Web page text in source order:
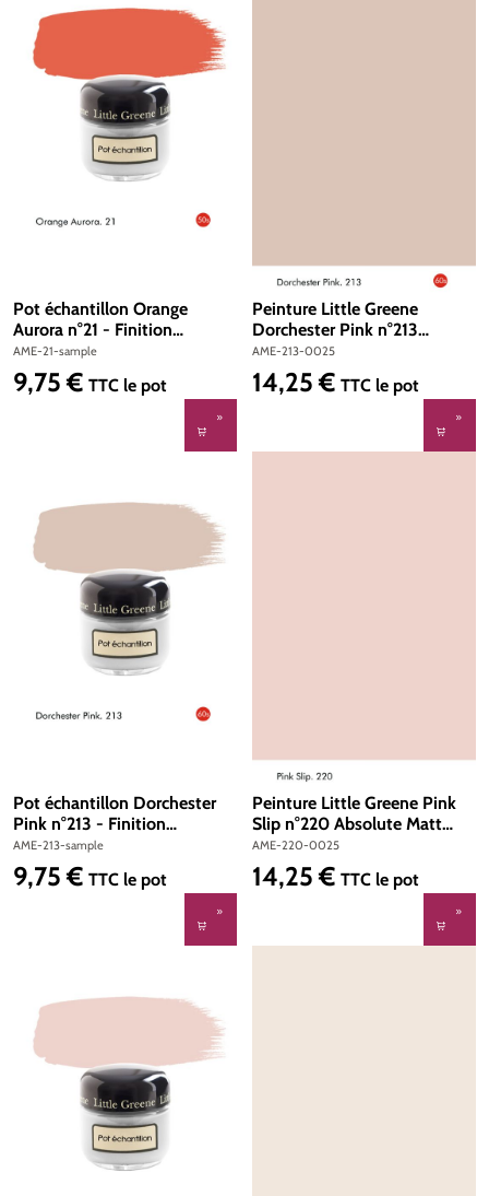
Pot échantillon Orange
Aurora n°21 - Finition
Absolute Matt Emulsion
AME-21-sample
Prix régulier :
9,75 € TTC le pot
Peinture Little Greene
Dorchester Pink n°213
Absolute Matt Emulsion 250
ml
AME-213-0025
Prix régulier :
14,25 € TTC le pot
Pot échantillon Dorchester
Pink n°213 - Finition
Absolute Matt Emulsion
AME-213-sample
Prix régulier :
9,75 € TTC le pot
Peinture Little Greene Pink
Slip n°220 Absolute Matt
Emulsion 250 ml
AME-220-0025
Prix régulier :
14,25 € TTC le pot